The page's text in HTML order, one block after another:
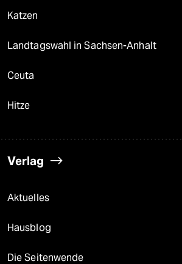
Katzen
Landtagswahl in Sachsen-Anhalt
Ceuta
Hitze
Verlag
Aktuelles
Hausblog
Die Seitenwende